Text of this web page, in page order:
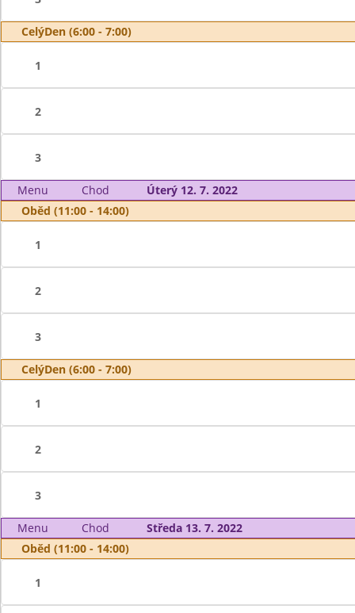
CelýDen (6:00 - 7:00)
1
2
3
Menu Chod
Úterý 12. 7. 2022
Oběd (11:00 - 14:00)
1
2
3
CelýDen (6:00 - 7:00)
1
2
3
Menu Chod
Středa 13. 7. 2022
Oběd (11:00 - 14:00)
1